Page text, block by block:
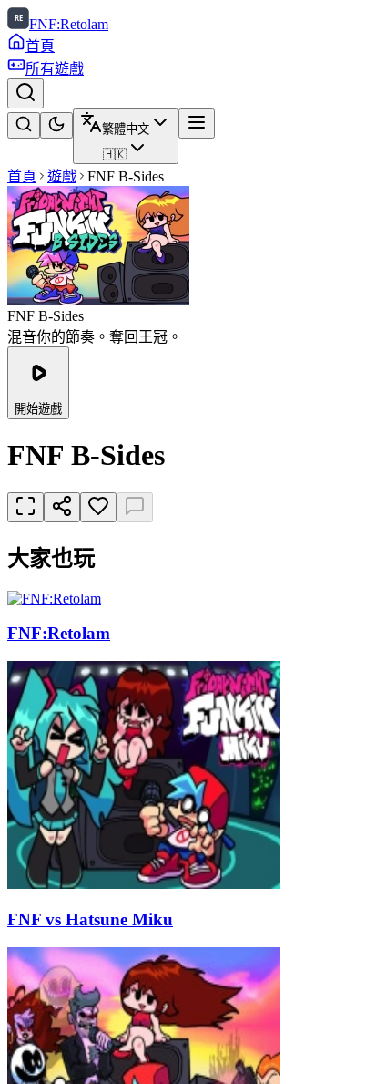
FNF:Retolam
首頁
所有遊戲
繁體中文
🇭🇰
首頁 遊戲 FNF B-Sides
FNF B-Sides
混音你的節奏。奪回王冠。
開始遊戲
FNF B-Sides
大家也玩
FNF:Retolam
FNF vs Hatsune Miku